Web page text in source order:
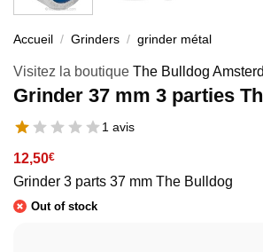
Accueil / Grinders / grinder métal
Visitez la boutique The Bulldog
Grinder 37 mm 3 parties
1 avis
12,50€
Grinder 3 parts 37 mm The Bulldog
Out of stock